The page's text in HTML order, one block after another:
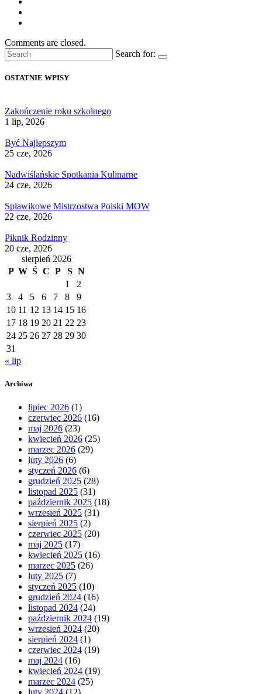
Comments are closed.
Search for:
OSTATNIE WPISY
Zakończenie roku szkolnego
1 lip, 2026
Być Najlepszym
25 cze, 2026
Nadwiślańskie Spotkania Kulinarne
24 cze, 2026
Spławikowe Mistrzostwa Polski MOW
22 cze, 2026
Piknik Rodzinny
20 cze, 2026
sierpień 2026
P W Ś C P S N
1
2
3
4 5 6 7 8
9
10 11 12 13 14 15 16
17 18 19 20 21 22 23
24 25 26 27 28 29 30
31
« lip
Archiwa
lipiec 2026 (1)
czerwiec 2026 (16)
maj 2026 (23)
kwiecień 2026 (25)
marzec 2026 (29)
luty 2026 (6)
styczeń 2026 (6)
grudzień 2025 (28)
listopad 2025 (31)
październik 2025 (18)
wrzesień 2025 (31)
sierpień 2025 (2)
czerwiec 2025 (20)
maj 2025 (17)
kwiecień 2025 (16)
marzec 2025 (26)
luty 2025 (7)
styczeń 2025 (10)
grudzień 2024 (16)
listopad 2024 (24)
październik 2024 (19)
wrzesień 2024 (20)
sierpień 2024 (1)
czerwiec 2024 (19)
maj 2024 (16)
kwiecień 2024 (19)
marzec 2024 (25)
luty 2024 (12)